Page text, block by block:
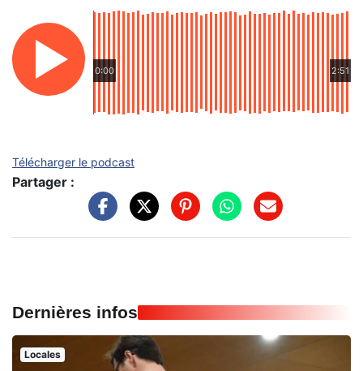
0:00 2:51
Télécharger le podcast
Partager :
Dernières infos
Locales